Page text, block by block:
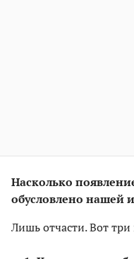
Насколько
обусловлено нашей
Лишь отчасти. Вот